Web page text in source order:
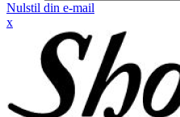
Nulstil din e-mail
x